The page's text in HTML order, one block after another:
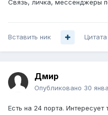
Связь, личка, мессенджеры
Вставить ник Цитата
Дмир
Опубликовано 30
Есть на 24 порта. Интересует